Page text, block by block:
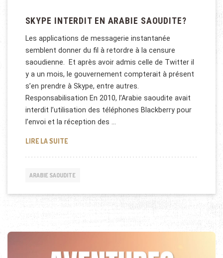
SKYPE INTERDIT EN ARABIE SAOUDITE?
Les applications de messagerie instantanée
semblent donner du fil à retordre à la censure
saoudienne. Et après avoir admis celle de Twitter il
y a un mois, le gouvernement compterait à présent
s’en prendre à Skype, entre autres.
Responsabilisation En 2010, l’Arabie saoudite avait
interdit l’utilisation des téléphones Blackberry pour
l’envoi et la réception des …
LIRE LA SUITESKYPE INTERDIT EN ARABIE SAOUDITE?
ARABIE SAOUDITE